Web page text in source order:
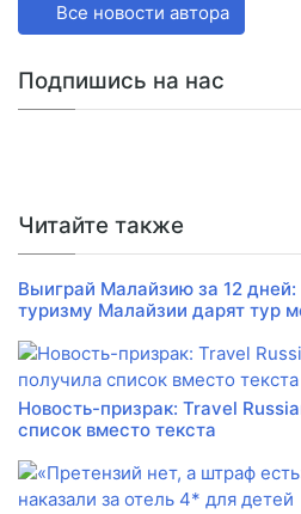
Все новости автора
Подпишись на нас
Читайте также
Выиграй Малайзию за 12
туризму Малайзии дарят тур
Новость-призрак: Travel
список вместо текста